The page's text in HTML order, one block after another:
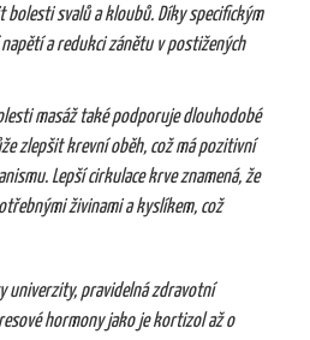
bolesti svalů a kloubů. Díky specifickým
a redukci zánětu v postižených
masáž také podporuje dlouhodobé
zlepšit krevní oběh, což má pozitivní
Lepší cirkulace krve znamená, že
živinami a kyslíkem, což
univerzity, pravidelná zdravotní
hormony jako je kortizol až o